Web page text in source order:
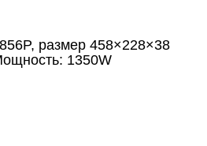
размер 458×228×38
1350W